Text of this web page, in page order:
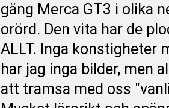
gäng Merca GT3 i olika
orörd. Den vita har de
ALLT. Inga konstigheter
har jag inga bilder, men
att tramsa med oss